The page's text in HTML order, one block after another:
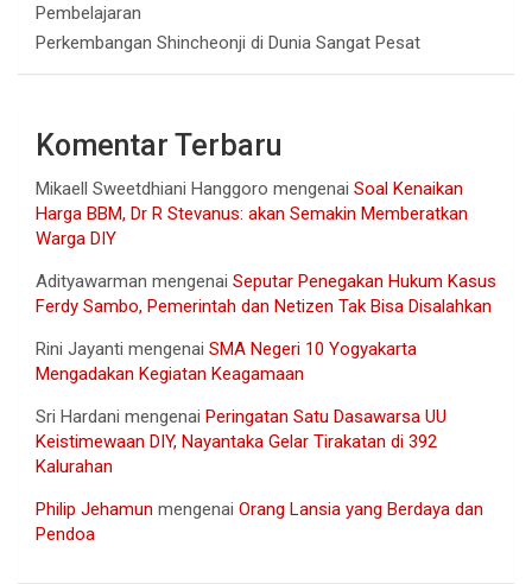
Pembelajaran
Perkembangan Shincheonji di Dunia Sangat Pesat
Komentar Terbaru
Mikaell Sweetdhiani Hanggoro mengenai Soal Kenaikan
Harga BBM, Dr R Stevanus: akan Semakin Memberatkan
Warga DIY
Adityawarman mengenai Seputar Penegakan Hukum Kasus
Ferdy Sambo, Pemerintah dan Netizen Tak Bisa Disalahkan
Rini Jayanti mengenai SMA Negeri 10 Yogyakarta
Mengadakan Kegiatan Keagamaan
Sri Hardani mengenai Peringatan Satu Dasawarsa UU
Keistimewaan DIY, Nayantaka Gelar Tirakatan di 392
Kalurahan
Philip Jehamun mengenai Orang Lansia yang Berdaya dan
Pendoa